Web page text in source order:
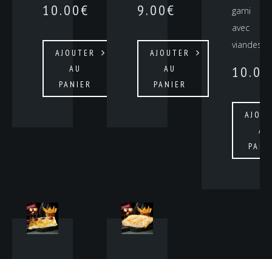
10.00€
AJOUTER
AU
PANIER
garni
avec
viandes…
10.00
AU
9.00€
AJOUTER
AU
PANIER